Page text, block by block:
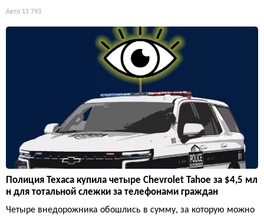
Авто 11 793
Полиция Техаса купила четыре Chevrolet Tahoe за $4,5 мл
н для тотальной слежки за телефонами граждан
Четыре внедорожника обошлись в сумму, за которую можно